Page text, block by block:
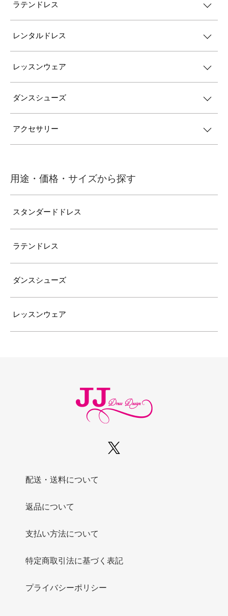
ラテンドレス
レンタルドレス
レッスンウェア
ダンスシューズ
アクセサリー
用途・価格・サイズから探す
スタンダードドレス
ラテンドレス
ダンスシューズ
レッスンウェア
配送・送料について
返品について
支払い方法について
特定商取引法に基づく表記
プライバシーポリシー